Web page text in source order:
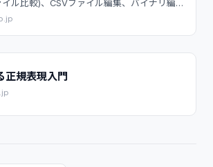
ル比較)、CSVファイル編集、バイナリ編
の高速編集が可能な高機能テキストエディ
正規表現入門